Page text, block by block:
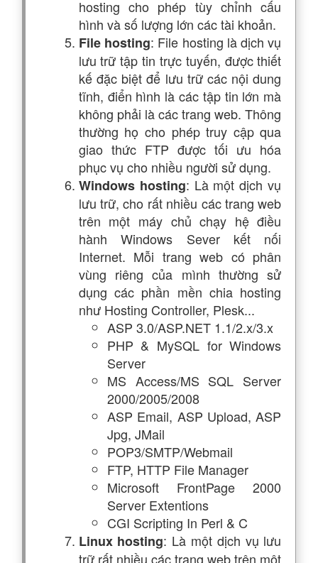
hosting cho phép tùy chỉnh cấu
hình và số lượng lớn các tài khoản.
File hosting: File hosting là dịch vụ
lưu trữ tập tin trực tuyến, được thiết
kế đặc biệt để lưu trữ các nội dung
tĩnh, điển hình là các tập tin lớn mà
không phải là các trang web. Thông
thường họ cho phép truy cập qua
giao thức FTP được tối ưu hóa
phục vụ cho nhiều người sử dụng.
Windows hosting: Là một dịch vụ
lưu trữ, cho rất nhiều các trang web
trên một máy chủ chạy hệ điều
hành Windows Sever kết nối
Internet. Mỗi trang web có phân
vùng riêng của mình thường sử
dụng các phần mền chia hosting
như Hosting Controller, Plesk...
ASP 3.0/ASP.NET 1.1/2.x/3.x
PHP & MySQL for Windows
Server
MS Access/MS SQL Server
2000/2005/2008
ASP Email, ASP Upload, ASP
Jpg, JMail
POP3/SMTP/Webmail
FTP, HTTP File Manager
Microsoft FrontPage 2000
Server Extentions
CGI Scripting In Perl & C
Linux hosting: Là một dịch vụ lưu
trữ rất nhiều các trang web trên một